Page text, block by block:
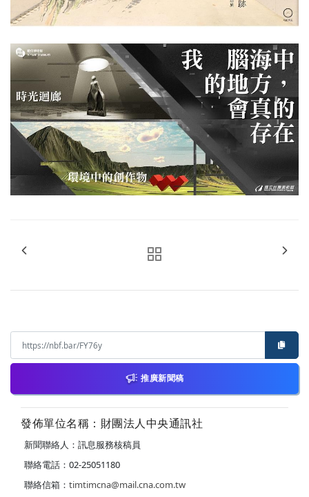
推廣新聞稿
發佈單位名稱：財團法人中央通訊社
新聞聯絡人：訊息服務核稿員
聯絡電話：02-25051180
聯絡信箱： timtimcna@mail.cna.com.tw